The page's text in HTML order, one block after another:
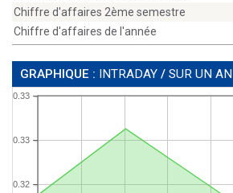
Chiffre d'affaires 2ème semestre
Chiffre d'affaires de l'année
GRAPHIQUE : INTRADAY / SUR UN AN
0.32
0.33
0.33